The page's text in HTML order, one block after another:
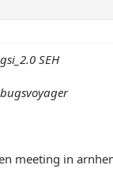
SEH
meeting in